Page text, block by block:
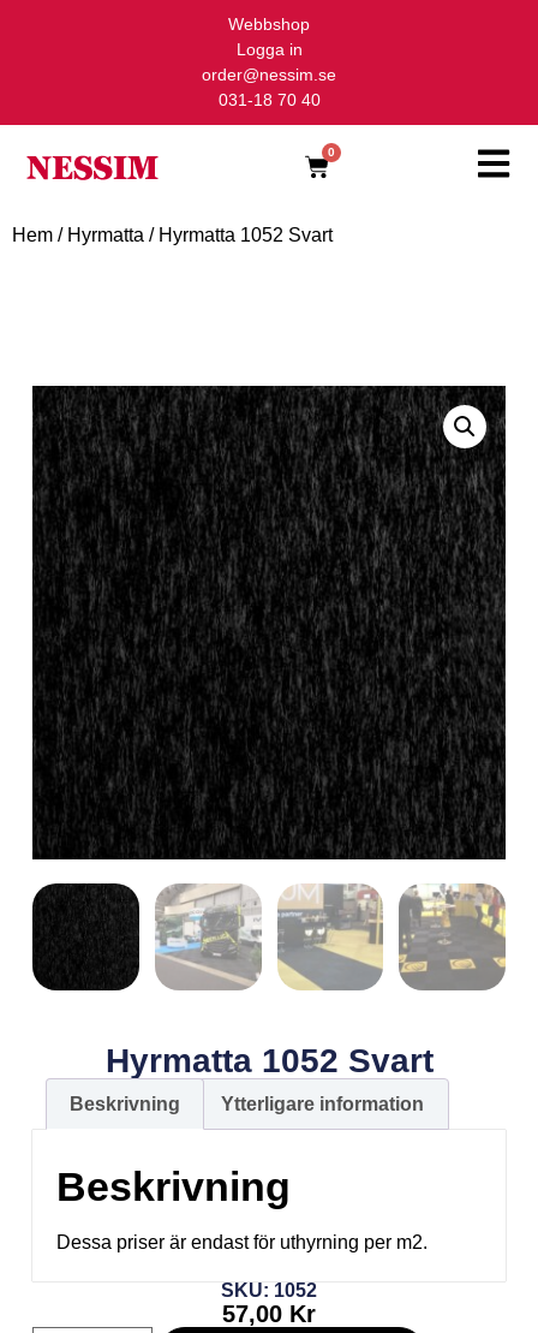
Webbshop
Logga in
order@nessim.se
031-18 70 40
0
Hem / Hyrmatta / Hyrmatta 1052 Svart
Hyrmatta 1052 Svart
Beskrivning Ytterligare information
Beskrivning
Dessa priser är endast för uthyrning per m2.
SKU: 1052
57,00 Kr